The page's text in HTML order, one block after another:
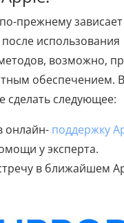
прежнему зависает
использования
возможно,
обеспечением.
сделать следующее:
онлайн- поддержку
у эксперта.
в ближайшем